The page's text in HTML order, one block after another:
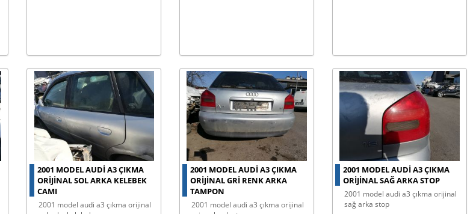
2001 MODEL AUDI A3 ÇIKMA
ORIJINAL SOL ARKA KELEBEK
CAMI
2001 model audi a3 çıkma orijinal
2001 MODEL AUDI A3 ÇIKMA
ORIJINAL GRI RENK ARKA
TAMPON
2001 model audi a3 çıkma orijinal
2001 MODEL AUDI A3 ÇIKMA
ORIJINAL SAĞ ARKA STOP
2001 model audi a3 çıkma orijinal
sağ arka stop